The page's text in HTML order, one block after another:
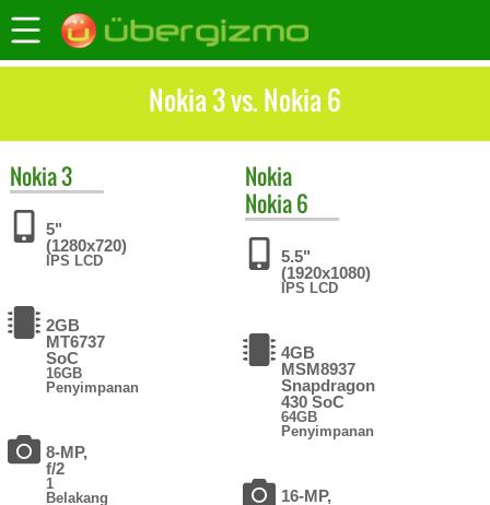
Nokia 3 vs. Nokia 6
Nokia3
5"
(1280x720)
IPS LCD
2GB
MT6737
SoC
16GB
Penyimpanan
8-MP,
f/2
1
Belakang
Nokia
Nokia 6
5.5"
(1920x1080)
IPS LCD
4GB
MSM8937
Snapdragon
430 SoC
64GB
Penyimpanan
16-MP,